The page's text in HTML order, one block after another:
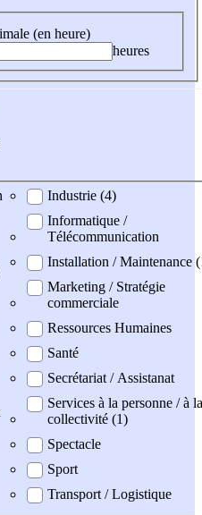
(en heure)
heures
Industrie (4)
Informatique /
Télécommunication
Installation / Maintenance
Marketing / Stratégie
commerciale
Ressources Humaines
Santé
Secrétariat / Assistanat
Services à la personne / à la
collectivité (1)
Spectacle
Sport
Transport / Logistique